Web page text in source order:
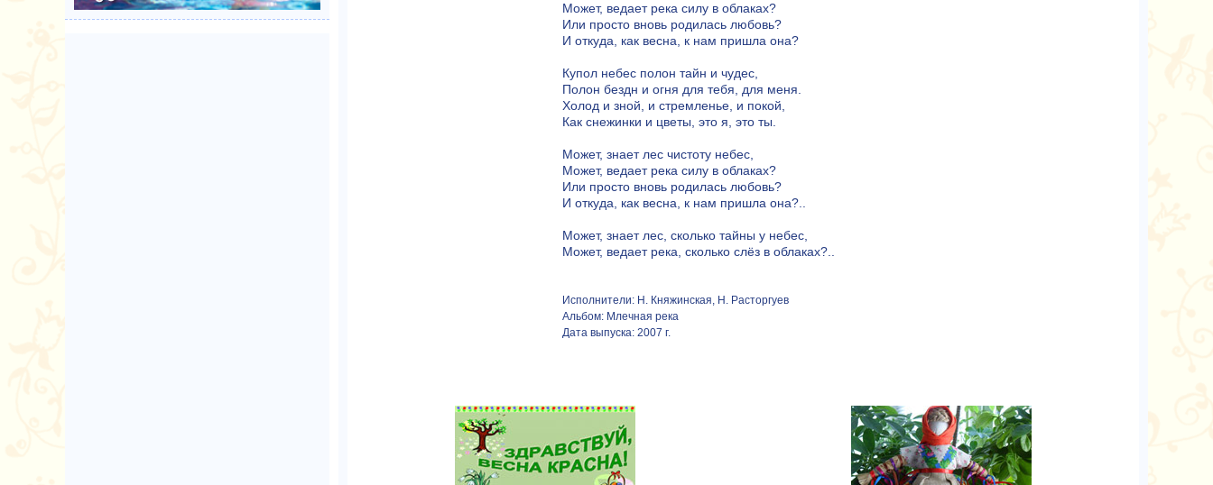
Может, ведает река силу в облаках?
Или просто вновь родилась любовь?
И откуда, как весна, к нам пришла она?
Купол небес полон тайн и чудес,
Полон бездн и огня для тебя, для меня.
Холод и зной, и стремленье, и покой,
Как снежинки и цветы, это я, это ты.
Может, знает лес чистоту небес,
Может, ведает река силу в облаках?
Или просто вновь родилась любовь?
И откуда, как весна, к нам пришла она?..
Может, знает лес, сколько тайны у небес,
Может, ведает река, сколько слёз в облаках?..
Исполнители: Н. Княжинская, Н. Расторгуев
Альбом: Млечная река
Дата выпуска: 2007 г.